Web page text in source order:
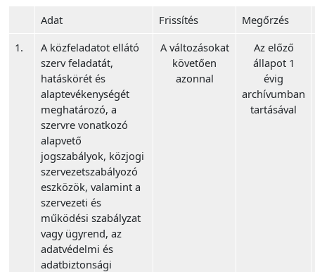
Adat Frissítés
Megőrzés
1.
A közfeladatot ellátó
szerv feladatát,
hatáskörét és
alaptevékenységét
meghatározó, a
szervre vonatkozó
alapvető
jogszabályok, közjogi
szervezetszabályozó
eszközök, valamint a
szervezeti és
működési szabályzat
vagy ügyrend, az
adatvédelmi és
adatbiztonsági
A változásokat
követően
azonnal
Az előző
állapot 1
évig
archívumban
tartásával